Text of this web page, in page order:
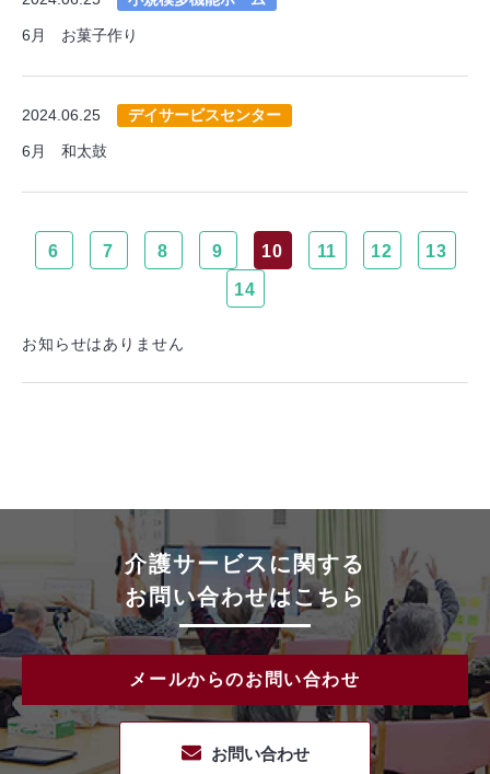
6月 お菓子作り
2024.06.25 デイサービスセンター
6月 和太鼓
6 7 8 9 10 11 12 13
14
お知らせはありません
介護サービスに関する
お問い合わせはこちら
メールからのお問い合わせ
お問い合わせ